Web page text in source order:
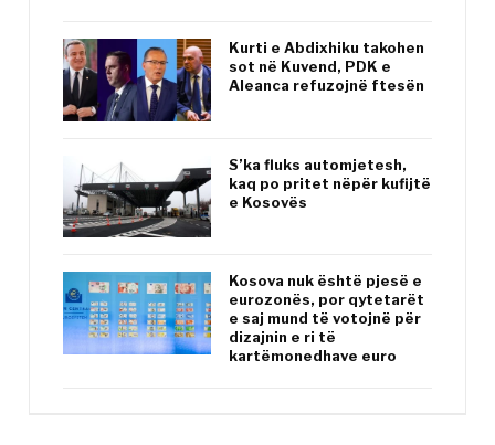
Kurti e Abdixhiku takohen
sot në Kuvend, PDK e
Aleanca refuzojnë ftesën
S’ka fluks automjetesh,
kaq po pritet nëpër kufijtë
e Kosovës
Kosova nuk është pjesë e
eurozonës, por qytetarët
e saj mund të votojnë për
dizajnin e ri të
kartëmonedhave euro